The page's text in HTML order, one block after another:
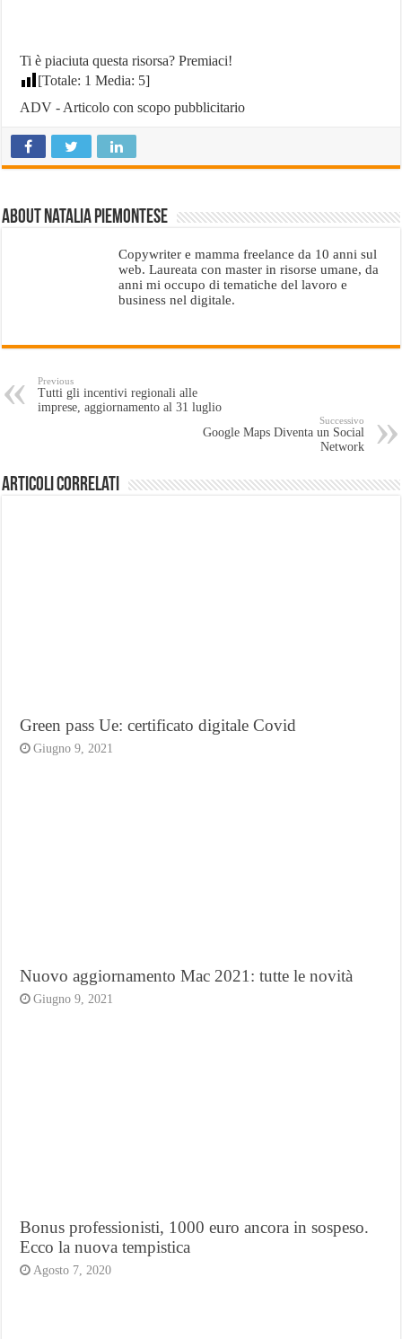
Ti è piaciuta questa risorsa? Premiaci!
[Totale: 1 Media: 5]
ADV - Articolo con scopo pubblicitario
About Natalia Piemontese
Copywriter e mamma freelance da 10 anni sul
web. Laureata con master in risorse umane, da
anni mi occupo di tematiche del lavoro e
business nel digitale.
Previous
Tutti gli incentivi regionali alle
imprese, aggiornamento al 31 luglio
Successivo
Google Maps Diventa un Social
Network
Articoli Correlati
Green pass Ue: certificato digitale Covid
Giugno 9, 2021
Nuovo aggiornamento Mac 2021: tutte le novità
Giugno 9, 2021
Bonus professionisti, 1000 euro ancora in sospeso.
Ecco la nuova tempistica
Agosto 7, 2020